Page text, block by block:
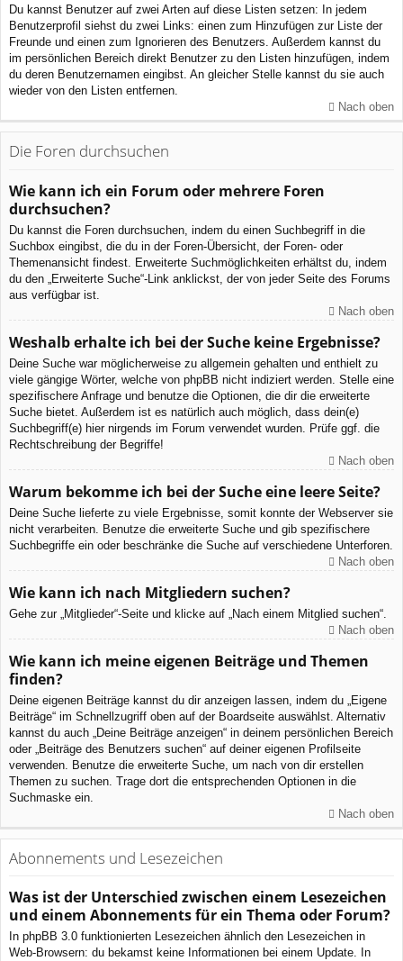
Du kannst Benutzer auf zwei Arten auf diese Listen setzen: In jedem
Benutzerprofil siehst du zwei Links: einen zum Hinzufügen zur Liste der
Freunde und einen zum Ignorieren des Benutzers. Außerdem kannst du
im persönlichen Bereich direkt Benutzer zu den Listen hinzufügen, indem
du deren Benutzernamen eingibst. An gleicher Stelle kannst du sie auch
wieder von den Listen entfernen.
Nach oben
Die Foren durchsuchen
Wie kann ich ein Forum oder mehrere Foren
durchsuchen?
Du kannst die Foren durchsuchen, indem du einen Suchbegriff in die
Suchbox eingibst, die du in der Foren-Übersicht, der Foren- oder
Themenansicht findest. Erweiterte Suchmöglichkeiten erhältst du, indem
du den „Erweiterte Suche“-Link anklickst, der von jeder Seite des Forums
aus verfügbar ist.
Nach oben
Weshalb erhalte ich bei der Suche keine Ergebnisse?
Deine Suche war möglicherweise zu allgemein gehalten und enthielt zu
viele gängige Wörter, welche von phpBB nicht indiziert werden. Stelle eine
spezifischere Anfrage und benutze die Optionen, die dir die erweiterte
Suche bietet. Außerdem ist es natürlich auch möglich, dass dein(e)
Suchbegriff(e) hier nirgends im Forum verwendet wurden. Prüfe ggf. die
Rechtschreibung der Begriffe!
Nach oben
Warum bekomme ich bei der Suche eine leere Seite?
Deine Suche lieferte zu viele Ergebnisse, somit konnte der Webserver sie
nicht verarbeiten. Benutze die erweiterte Suche und gib spezifischere
Suchbegriffe ein oder beschränke die Suche auf verschiedene Unterforen.
Nach oben
Wie kann ich nach Mitgliedern suchen?
Gehe zur „Mitglieder“-Seite und klicke auf „Nach einem Mitglied suchen“.
Nach oben
Wie kann ich meine eigenen Beiträge und Themen
finden?
Deine eigenen Beiträge kannst du dir anzeigen lassen, indem du „Eigene
Beiträge“ im Schnellzugriff oben auf der Boardseite auswählst. Alternativ
kannst du auch „Deine Beiträge anzeigen“ in deinem persönlichen Bereich
oder „Beiträge des Benutzers suchen“ auf deiner eigenen Profilseite
verwenden. Benutze die erweiterte Suche, um nach von dir erstellen
Themen zu suchen. Trage dort die entsprechenden Optionen in die
Suchmaske ein.
Nach oben
Abonnements und Lesezeichen
Was ist der Unterschied zwischen einem Lesezeichen
und einem Abonnements für ein Thema oder Forum?
In phpBB 3.0 funktionierten Lesezeichen ähnlich den Lesezeichen in
Web-Browsern: du bekamst keine Informationen bei einem Update. In